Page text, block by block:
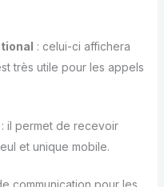
: celui-ci affichera
très utile pour les appels
: il permet de recevoir
et unique mobile.
communication pour les